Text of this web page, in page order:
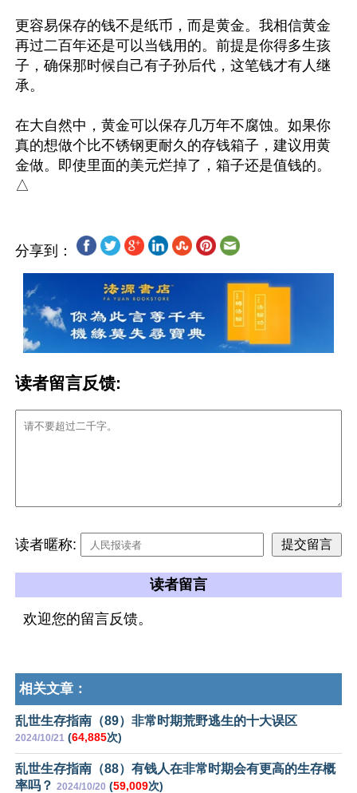
更容易保存的钱不是纸币，而是黄金。我相信黄金
再过二百年还是可以当钱用的。前提是你得多生孩
子，确保那时候自己有子孙后代，这笔钱才有人继
承。
在大自然中，黄金可以保存几万年不腐蚀。如果你
真的想做个比不锈钢更耐久的存钱箱子，建议用黄
金做。即使里面的美元烂掉了，箱子还是值钱的。
分享到：
读者留言反馈:
读者暱称:
读者留言
欢迎您的留言反馈。
相关文章：
乱世生存指南（89）非常时期荒野逃生的十大误区
2024/10/21 (64,885次)
乱世生存指南（88）有钱人在非常时期会有更高的生存概
率吗？ 2024/10/20 (59,009次)